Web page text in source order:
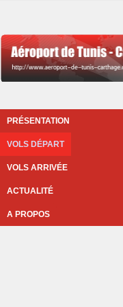
PRÉSENTATION
VOLS DÉPART
VOLS ARRIVÉE
ACTUALITÉ
A PROPOS